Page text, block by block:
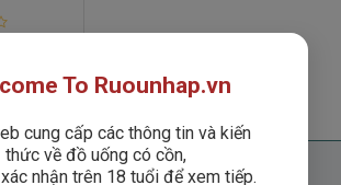
To Ruounhap.vn
cung cấp các thông tin và kiến
thức về đồ uống có cồn,
nhận trên 18 tuổi để xem tiếp.